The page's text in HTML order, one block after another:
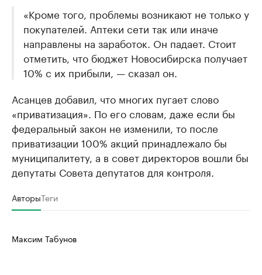
«Кроме того, проблемы возникают не только у
покупателей. Аптеки сети так или иначе
направлены на заработок. Он падает. Стоит
отметить, что бюджет Новосибирска получает
10% с их прибыли, — сказал он.
Асанцев добавил, что многих пугает слово
«приватизация». По его словам, даже если бы
федеральный закон не изменили, то после
приватизации 100% акций принадлежало бы
муниципалитету, а в совет директоров вошли бы
депутаты Совета депутатов для контроля.
АвторыТеги
Максим Табунов